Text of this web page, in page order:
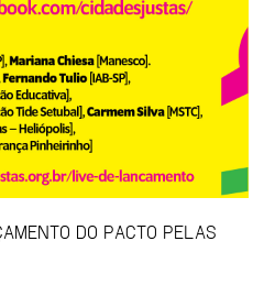
DO PACTO PELAS